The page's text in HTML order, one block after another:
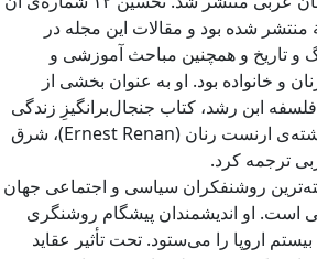
منتشر شده بود و مقالات این مجله در
و تاریخ و همچنین مباحث آموزشی و
و خانواده بود. او به عنوان بخشی از
ابن رشد، کتاب جنجال‌برانگیزِ زندگی
مسیح (Vie de Jésus) نوشته‌ی ارنست رنان (Ernest Renan)، شرق
ترجمه کرد.
روشنفکران سیاسی و اجتماعی جهان
است. او اندیشمندان پیشگام روشنگری
اروپا را می‌ستود. تحت تأثیر عقاید